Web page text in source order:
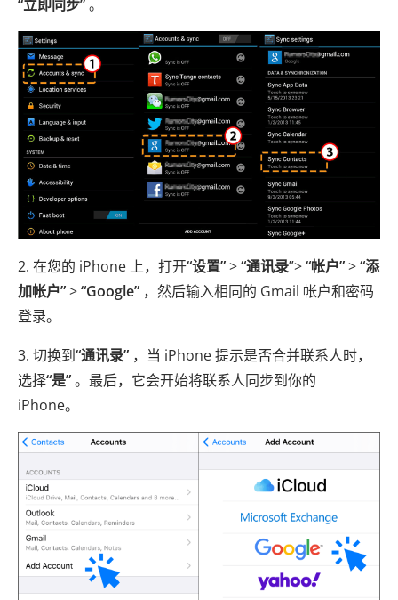
“立即同步”。
2. 在您的 iPhone 上，打开“设置”>“通讯录”>“帐户”>“添
加帐户”>“Google” ，然后输入相同的 Gmail 帐户和密码
登录。
3. 切换到“通讯录” ，当 iPhone 提示是否合并联系人时，
选择“是”。最后，它会开始将联系人同步到你的
iPhone。